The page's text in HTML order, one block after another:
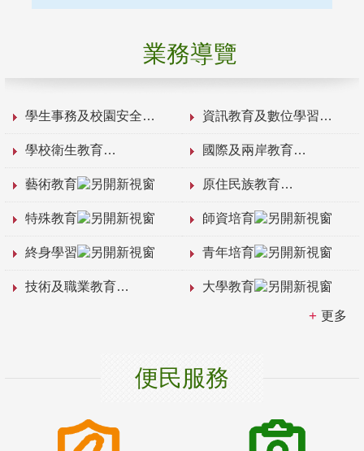
業務導覽
學生事務及校園安全 資訊教育及數位學習
學校衛生教育 國際及兩岸教育
藝術教育 原住民族教育
特殊教育 師資培育
終身學習 青年培育
技術及職業教育 大學教育
更多
便民服務